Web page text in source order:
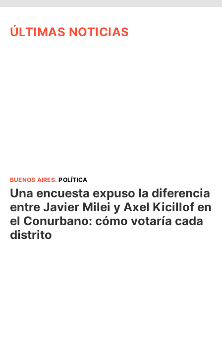
ÚLTIMAS NOTICIAS
BUENOS AIRES.POLÍTICA
Una encuesta expuso la diferencia
entre Javier Milei y Axel Kicillof en
el Conurbano: cómo votaría cada
distrito